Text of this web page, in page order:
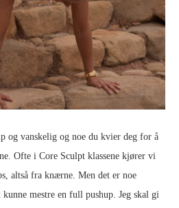
og vanskelig og noe du kvier deg for å
Ofte i Core Sculpt klassene kjører vi
altså fra knærne. Men det er noe
mestre en full pushup. Jeg skal gi